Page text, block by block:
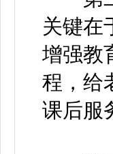
关键在
增强教
程，给
课后服